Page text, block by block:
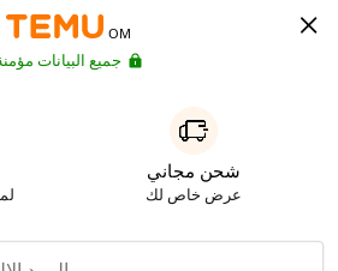
OM
جميع البيانات
شحن مجاني
عرض خاص لك